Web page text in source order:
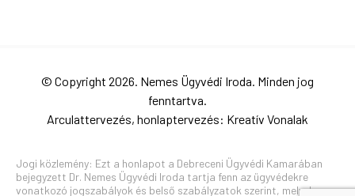
Jogi közlemény: Ezt a honlapot a Debreceni Ügyvédi Kamarában
bejegyzett Dr. Nemes Ügyvédi Iroda tartja fenn az ügyvédekre
vonatkozó jogszabályok és belső szabályzatok szerint, melyek az
© Copyright 2026. Nemes Ügyvédi Iroda. Minden jog
fenntartva.
Arculattervezés, honlaptervezés: Kreatív Vonalak